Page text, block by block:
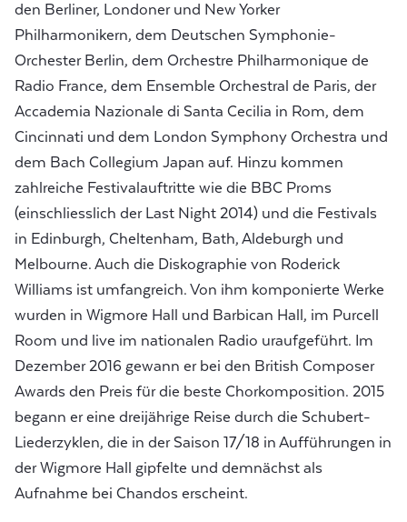
den Berliner, Londoner und New Yorker
Philharmonikern, dem Deutschen Symphonie-
Orchester Berlin, dem Orchestre Philharmonique de
Radio France, dem Ensemble Orchestral de Paris, der
Accademia Nazionale di Santa Cecilia in Rom, dem
Cincinnati und dem London Symphony Orchestra und
dem Bach Collegium Japan auf. Hinzu kommen
zahlreiche Festivalauftritte wie die BBC Proms
(einschliesslich der Last Night 2014) und die Festivals
in Edinburgh, Cheltenham, Bath, Aldeburgh und
Melbourne. Auch die Diskographie von Roderick
Williams ist umfangreich. Von ihm komponierte Werke
wurden in Wigmore Hall und Barbican Hall, im Purcell
Room und live im nationalen Radio uraufgeführt. Im
Dezember 2016 gewann er bei den British Composer
Awards den Preis für die beste Chorkomposition. 2015
begann er eine dreijährige Reise durch die Schubert-
Liederzyklen, die in der Saison 17/18 in Aufführungen in
der Wigmore Hall gipfelte und demnächst als
Aufnahme bei Chandos erscheint.